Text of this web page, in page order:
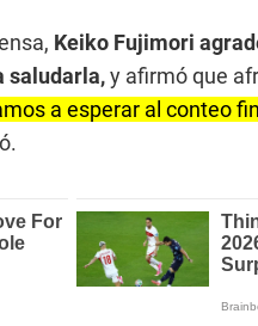
Keiko Fujimori
saludarla,y afirmó que
a esperar al conteo